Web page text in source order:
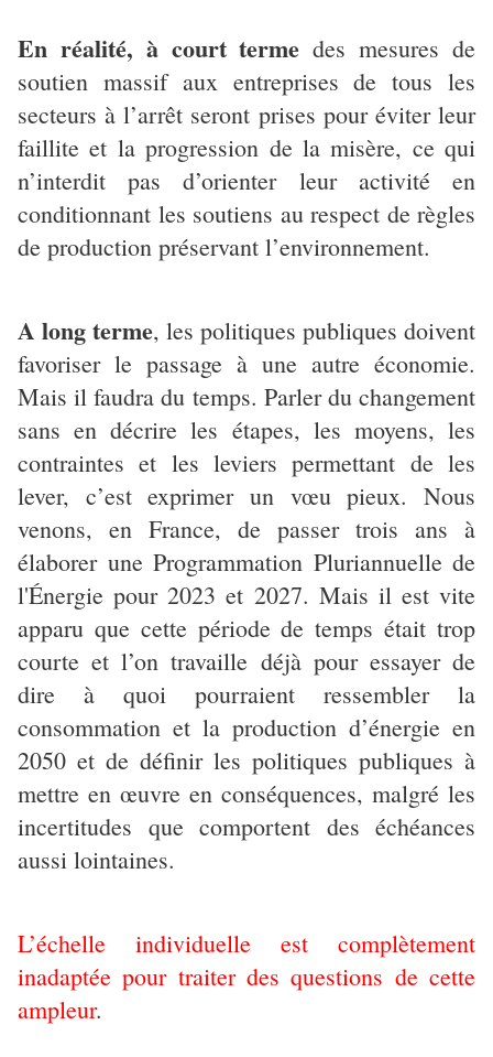
En réalité, à court terme des mesures de
soutien massif aux entreprises de tous les
secteurs à l’arrêt seront prises pour éviter leur
faillite et la progression de la misère, ce qui
n’interdit pas d’orienter leur activité en
conditionnant les soutiens au respect de règles
de production préservant l’environnement.
A long terme, les politiques publiques doivent
favoriser le passage à une autre économie.
Mais il faudra du temps. Parler du changement
sans en décrire les étapes, les moyens, les
contraintes et les leviers permettant de les
lever, c’est exprimer un vœu pieux. Nous
venons, en France, de passer trois ans à
élaborer une Programmation Pluriannuelle de
l'Énergie pour 2023 et 2027. Mais il est vite
apparu que cette période de temps était trop
courte et l’on travaille déjà pour essayer de
dire à quoi pourraient ressembler la
consommation et la production d’énergie en
2050 et de définir les politiques publiques à
mettre en œuvre en conséquences, malgré les
incertitudes que comportent des échéances
aussi lointaines.
L’échelle individuelle est complètement
inadaptée pour traiter des questions de cette
ampleur.